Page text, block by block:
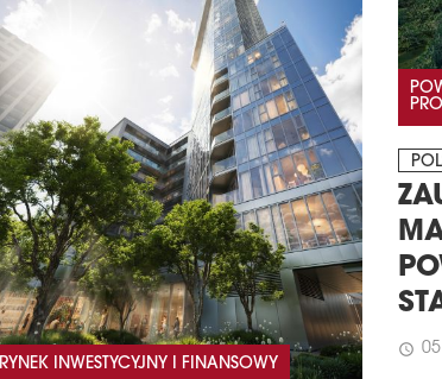
RYNEK INWESTYCYJNY I FINANSOWY
schedule